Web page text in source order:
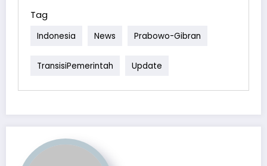
Tag
Indonesia News Prabowo-Gibran
TransisiPemerintah Update